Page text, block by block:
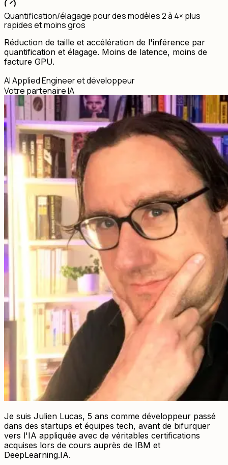
Quantification/élagage pour des modèles 2 à 4× plus
rapides et moins gros
Réduction de taille et accélération de l'inférence par
quantification et élagage. Moins de latence, moins de
facture GPU.
AI Applied Engineer et développeur
Votre partenaire IA
Je suis Julien Lucas, 5 ans comme développeur passé
dans des startups et équipes tech, avant de bifurquer
vers l'IA appliquée avec de véritables certifications
acquises lors de cours auprès de IBM et
DeepLearning.IA.